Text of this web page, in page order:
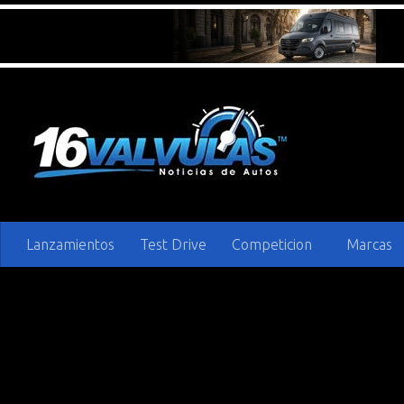
Lanzamientos Test Drive Competicion Marcas